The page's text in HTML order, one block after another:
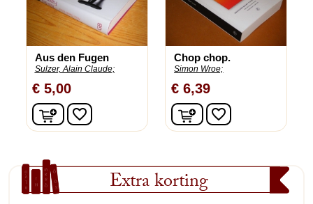
Extra korting
Aus den Fugen
Sulzer, Alain Claude;
€ 5,00
In winkelwagen
favorite_border
Chop chop.
Simon Wroe;
€ 6,39
In winkelwagen
favorite_border